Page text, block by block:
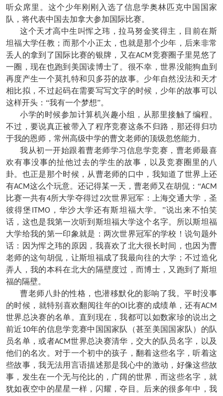
听众席里。这个少年刚刚入选了信息学奥林匹克中国国家
队，将代表中国去加拿大参加国际比赛。
这个天才高中生叫恽之玮，拉马努金奖得主，目前在斯
坦福大学任教；而那个小正太，也就是那个少年，后来非常
丢人的拿到了国际比赛的银牌，又在ACM竞赛圈子里晃悠了
一圈，现在也跑到美国读博士了。很不幸，世界没能狗血到
再度产生一个莫扎特和贝多芬的故事。少年自然没法和天才
相比拟，不过起码在需要写写文字的时候，少年的故事可以
这样开头：“我有一个梦想”。
小学的时候参加计算机兴趣小组，从那里接触了编程。
不过，要说真正被带入了程序竞赛这条不归路，那还得归功
于我的恩师，常州高级中学的曹文老师的顶级忽悠能力。
我从初一开始跟着曹老师学习信息学竞赛，曹老师最喜
欢有事没事的扯他过去的学生的故事，以及竞赛圈里的八
卦。也正是那个时候，从曹老师的口中，我知道了世界上还
有ACM这么个玩意。还记得某一天，曹老师又在胡侃：“ACM
比赛一共有4所大学夺得过2次世界冠军：上海交通大学，圣
彼得堡
ITMO ，华沙大学还有斯坦福大学。”说出来不怕笑
话，这也是我第一次听到斯坦福大学这个名字。所以斯坦福
大学给我的第一印象就是：两次世界冠军的学校！说句题外
话：因为恽之玮的原因，我喜欢了北大很长时间，也因为曹
老师的这句胡侃，让斯坦福成了我最向往的大学；不过造化
弄人，我的本科在北大的隔壁度过，而博士，又跑到了斯坦
福的隔壁。
曹老师八卦的性格，也潜移默化的影响了我。平时没事
的时候，就特别喜欢翻阅往年的OI 比赛的成绩单，还有ACM
世界总决赛的名单。直到现在，我都可以如数家珍的说出之
前近10年的信息学竞赛中国国家队（甚至美国国家队）的队
员名单，或者ACM世界总决赛清华，交大的队员名字，以及
他们的名次。对于一个初中的孩子，翻着这些名字，听着这
些故事，我无法用言语描述那是我心中的激动，好像这些故
事，发生在一个无与伦比的，广阔的世界，而这些名字，就
犹如夜空中的星星一样，闪耀，夺目。后来的很多年中，我